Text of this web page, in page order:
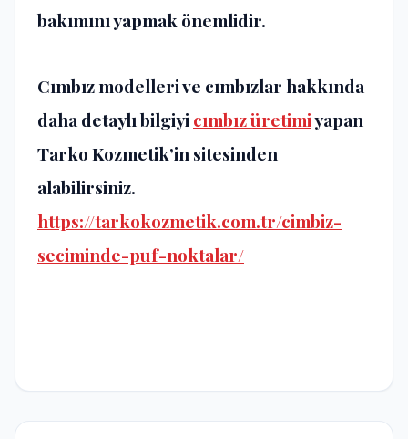
bakımını yapmak önemlidir.
Cımbız modelleri ve cımbızlar hakkında
daha detaylı bilgiyi cımbız üretimiyapan
Tarko Kozmetik’in sitesinden
alabilirsiniz.
https://tarkokozmetik.com.tr/cimbiz-
seciminde-puf-noktalar/